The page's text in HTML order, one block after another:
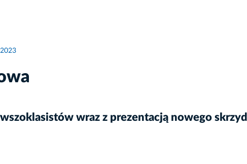
wraz z prezentacją nowego